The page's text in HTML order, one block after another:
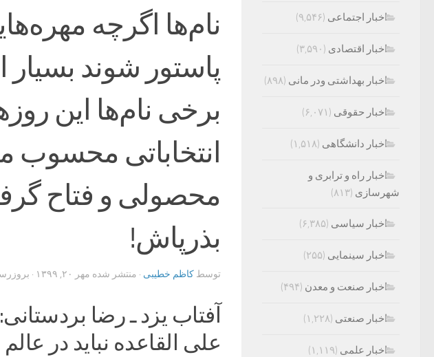
نام‌ها اگرچه
پاستور شوند بسیار
برخی نام‌ها این
انتخاباتی محسوب
محصولی و فتاح
بذرپاش!
توسط کاظم خطیبی · منتشر شده مهر ۲۰, ۱۳۹۹ ·
آفتاب یزد ـ رضا
علی القاعده نباید در
اخبار اجتماعی (۹,۵۴۶)
اخبار اقتصادی (۳,۵۹۰)
اخبار بهداشتی ودر مانی (۸۹۸)
اخبار حقوقی (۶,۰۷۱)
اخبار دانشگاهی (۱,۵۱۸)
اخبار راه و ترابری و
شهرسازی (۸۱۳)
اخبار سیاسی (۶,۳۸۵)
اخبار سینمایی (۲۵۵)
اخبار صنعت و معدن (۴۹۴)
اخبار صنعتی (۱,۲۲۸)
اخبار علمی (۱,۱۱۹)